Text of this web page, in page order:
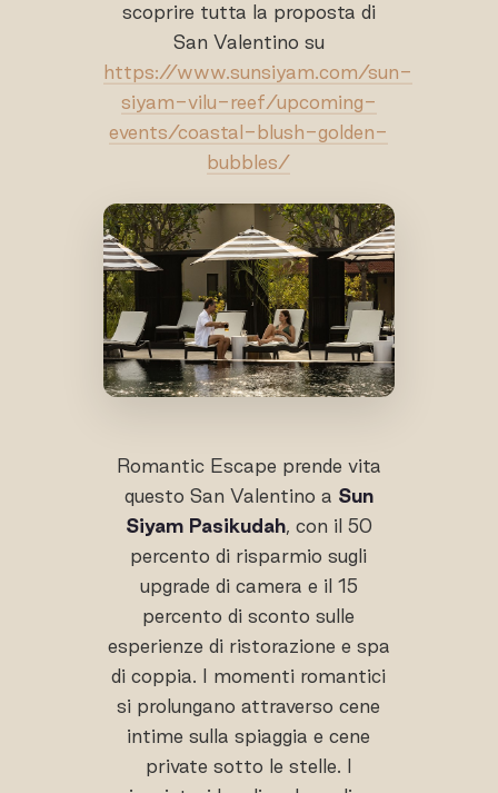
scoprire tutta la proposta di
San Valentino su
https://www.sunsiyam.com/sun-
siyam-vilu-reef/upcoming-
events/coastal-blush-golden-
bubbles/
Romantic Escape prende vita
questo San Valentino a Sun
Siyam Pasikudah, con il 50
percento di risparmio sugli
upgrade di camera e il 15
percento di sconto sulle
esperienze di ristorazione e spa
di coppia. I momenti romantici
si prolungano attraverso cene
intime sulla spiaggia e cene
private sotto le stelle. I